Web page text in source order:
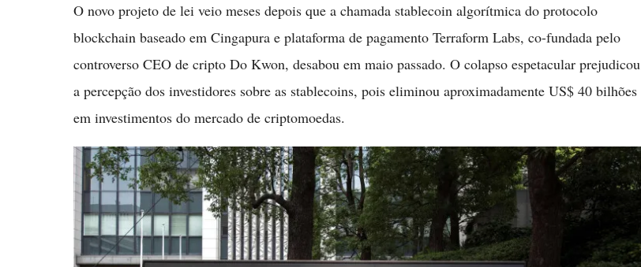
O novo projeto de lei veio meses depois que a chamada stablecoin algorítmica do protocolo
blockchain baseado em Cingapura e plataforma de pagamento Terraform Labs, co-fundada pelo
controverso CEO de cripto Do Kwon, desabou em maio passado. O colapso espetacular prejudicou
a percepção dos investidores sobre as stablecoins, pois eliminou aproximadamente US$ 40 bilhões
em investimentos do mercado de criptomoedas.